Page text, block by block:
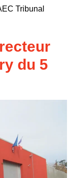
Tribunal
du 5